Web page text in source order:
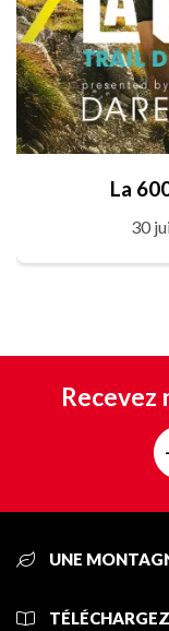
La
30
Recevez
UNE